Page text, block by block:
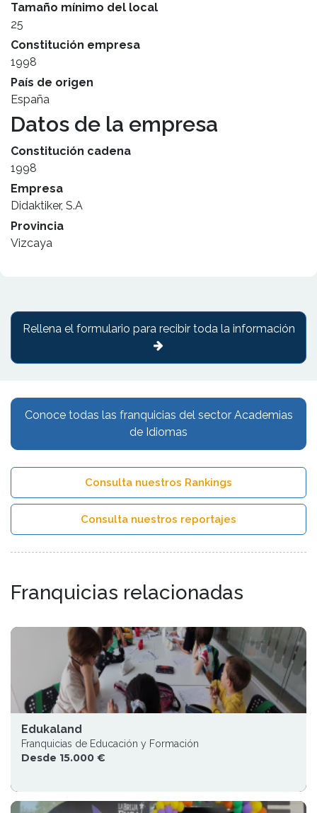
Tamaño mínimo del local
25
Constitución empresa
1998
País de origen
España
Datos de la empresa
Constitución cadena
1998
Empresa
Didaktiker, S.A
Provincia
Vizcaya
Conoce todas las franquicias del sector Academias
de Idiomas
Consulta nuestros Rankings
Consulta nuestros reportajes
Franquicias relacionadas
Edukaland
Franquicias de Educación y Formación
Desde 15.000 €